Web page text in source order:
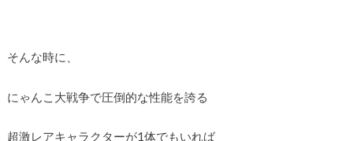
そんな時に、
にゃんこ大戦争で圧倒的な性能を誇る
超激レアキャラクターが1体でもいれば